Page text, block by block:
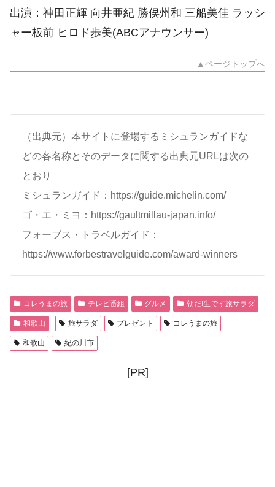
出演：神田正輝 向井亜紀 勝俣州和 三船美佳 ラッシ
ャー板前 ヒロド歩美(ABCアナウンサー)
▲ページトップへ
（出典元）本サイトに登場するミシュランガイドな
どの各名称とそのデータに関する出典元URLは次の
とおり
ミシュランガイド：https://guide.michelin.com/
ゴ・エ・ミヨ：https://gaultmillau-japan.info/
フォーブス・トラベルガイド：
https://www.forbestravelguide.com/award-winners
コレうまの旅 テレビ番組 グルメ 朝だ!生です旅サラダ
和歌山 旅サラダ プレゼント コレうまの旅
和歌山 紀の川市
[PR]